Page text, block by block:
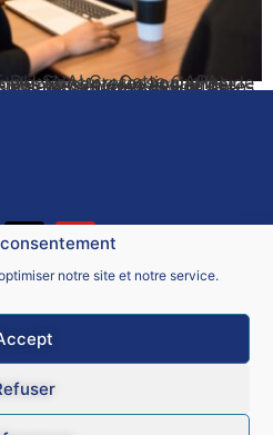
notre site et notre service.